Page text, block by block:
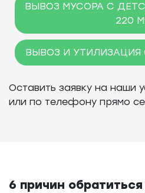
ВЫВОЗ МУСОРА С
220
ВЫВОЗ И УТИЛИЗАЦИЯ
Оставить заявку на наши
или по телефону прямо
6 причин